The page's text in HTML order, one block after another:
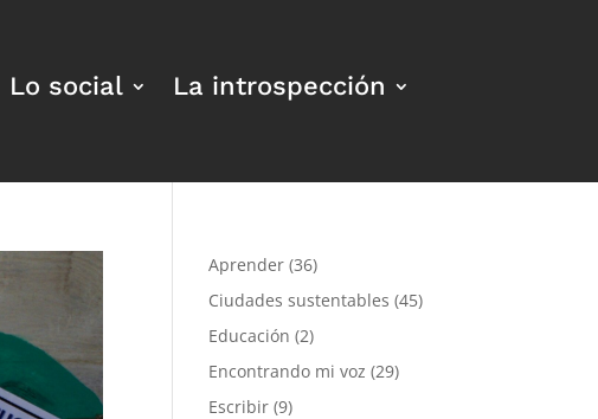
Lo social La introspección
Aprender (36)
Ciudades sustentables (45)
Educación (2)
Encontrando mi voz (29)
Escribir (9)